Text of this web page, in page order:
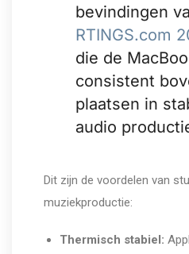
bevindingen
RTINGS.com
die de
consistent
plaatsen in
audio
Dit zijn de voordelen van
muziekproductie:
Thermisch stabiel: